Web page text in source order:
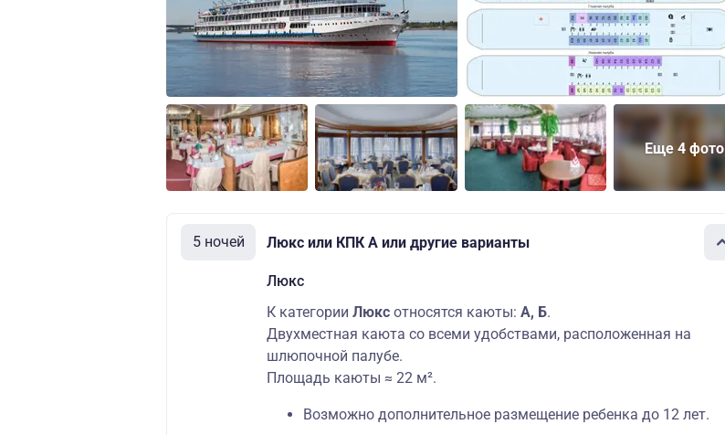
Еще 4 фото
5 ночей Люкс или КПК А или другие варианты
Люкс
К категории Люкс относятся каюты: А, Б.
Двухместная каюта со всеми удобствами, расположенная на
шлюпочной палубе.
Площадь каюты ≈ 22 м².
Возможно дополнительное размещение ребенка до 12 лет.